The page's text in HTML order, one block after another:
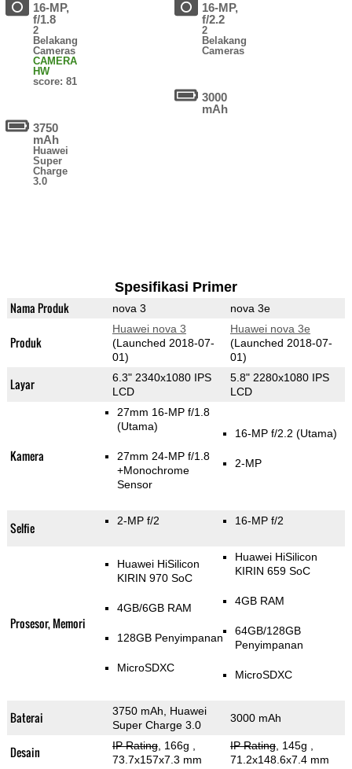
16-MP,
f/1.8
2
Belakang
Cameras
CAMERA
HW
score: 81
3750
mAh
Huawei
Super
Charge
3.0
16-MP,
f/2.2
2
Belakang
Cameras
3000
mAh
Spesifikasi Primer
Nama Produk nova 3 nova 3e
Produk
Huawei nova 3
(Launched 2018-07-
01)
Huawei nova 3e
(Launched 2018-07-
01)
Layar
6.3" 2340x1080 IPS
LCD
5.8" 2280x1080 IPS
LCD
Kamera
27mm 16-MP f/1.8
(Utama)
27mm 24-MP f/1.8
+Monochrome
Sensor
16-MP f/2.2 (Utama)
2-MP
Selfie 2-MP f/2 16-MP f/2
Prosesor, Memori
Huawei HiSilicon
KIRIN 970 SoC
4GB/6GB RAM
128GB Penyimpanan
MicroSDXC
Huawei HiSilicon
KIRIN 659 SoC
4GB RAM
64GB/128GB
Penyimpanan
MicroSDXC
Baterai
3750 mAh, Huawei
Super Charge 3.0
3000 mAh
Desain IP Rating, 166g
73.7x157x7.3 mm
IP Rating, 145g
71.2x148.6x7.4 mm